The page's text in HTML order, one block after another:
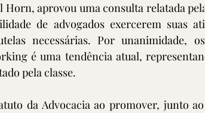
Horn, aprovou uma consulta relatada
de advogados exercerem suas
necessárias. Por unanimidade,
é uma tendência atual,
pela classe.
da Advocacia ao promover, junto